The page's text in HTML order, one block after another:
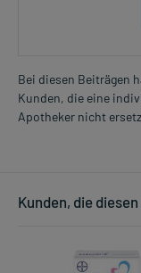
Bei diesen Beiträgen
Kunden, die eine
Apotheker nicht
Kunden, die